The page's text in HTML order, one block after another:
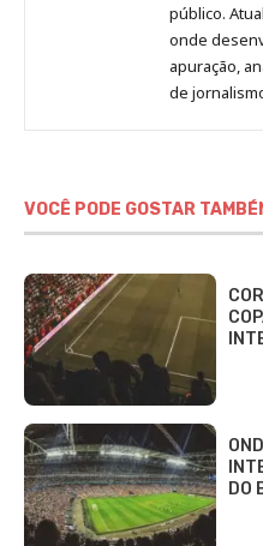
público.
onde
apuração,
de
VOCÊ PODE GOSTAR
DO